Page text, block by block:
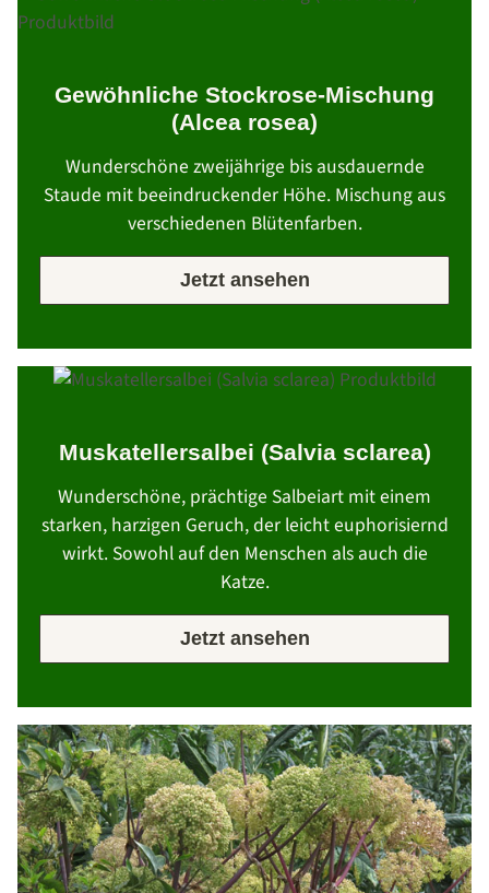
Gewöhnliche Stockrose-Mischung
(Alcea rosea)
Wunderschöne zweijährige bis ausdauernde
Staude mit beeindruckender Höhe. Mischung aus
verschiedenen Blütenfarben.
Jetzt ansehen
Muskatellersalbei (Salvia sclarea)
Wunderschöne, prächtige Salbeiart mit einem
starken, harzigen Geruch, der leicht euphorisiernd
wirkt. Sowohl auf den Menschen als auch die
Katze.
Jetzt ansehen